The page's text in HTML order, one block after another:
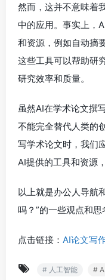
然而，这并不意味着
中的应用。事实上，
和资源，例如自动摘
这些工具可以帮助研
研究效率和质量。
虽然AI在学术论文撰
不能完全替代人类的
写学术论文时，我们
AI提供的工具和资源
以上就是办公人导航
吗？”的一些观点和思
点击链接： AI论文写
# 人工智能 #